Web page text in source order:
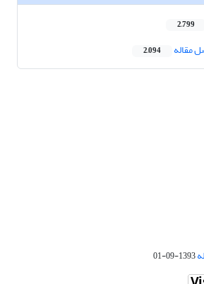
2,799
مقاله 2,094
1393-09-01